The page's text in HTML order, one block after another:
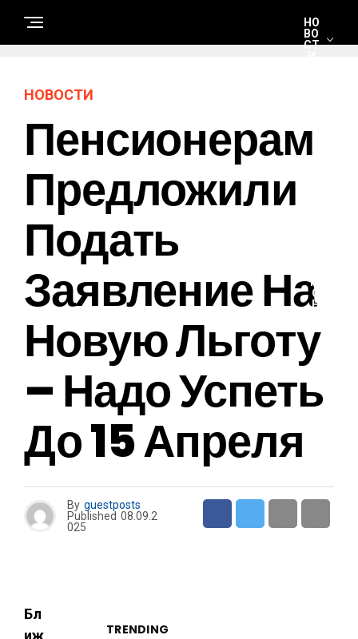
НО
ВО
СТ
Т
М
О
Н
НОВОСТИ
Пенсионерам
Предложили
Подать
Заявление На
Новую Льготу
– Надо Успеть
До 15 Апреля
By guestposts
Published 08.09.2
025
Бл
иж
TRENDING